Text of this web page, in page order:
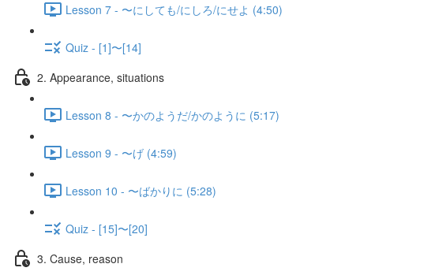
Lesson 7 - 〜にしても/にしろ/にせよ (4:50)
Quiz - [1]〜[14]
2. Appearance, situations
Lesson 8 - 〜かのようだ/かのように (5:17)
Lesson 9 - 〜げ (4:59)
Lesson 10 - 〜ばかりに (5:28)
Quiz - [15]〜[20]
3. Cause, reason